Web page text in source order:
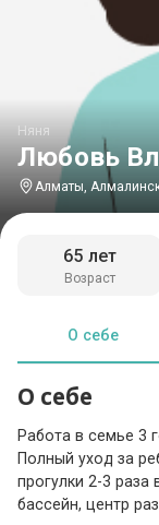
Любовь
Няня
Алматы,
Возраст
65 лет
О себе
О себе
Работа в семье 3
Полный уход за
прогулки 2-3
бассейн, центр